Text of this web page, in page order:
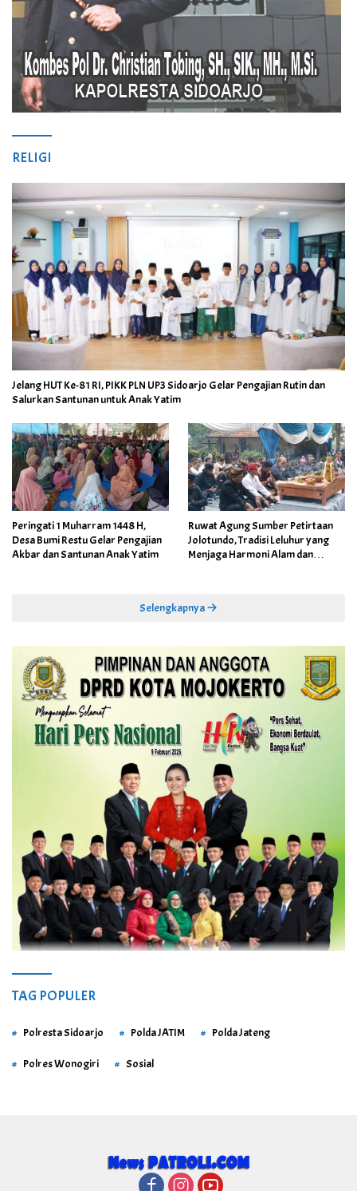
RELIGI
Jelang HUT Ke-81 RI, PIKK PLN UP3 Sidoarjo Gelar Pengajian Rutin dan
Salurkan Santunan untuk Anak Yatim
Peringati 1 Muharram 1448 H,
Desa Bumi Restu Gelar Pengajian
Akbar dan Santunan Anak Yatim
Ruwat Agung Sumber Petirtaan
Jolotundo, Tradisi Leluhur yang
Menjaga Harmoni Alam dan
Selengkapnya
TAG POPULER
Polresta Sidoarjo Polda JATIM Polda Jateng
Polres Wonogiri Sosial